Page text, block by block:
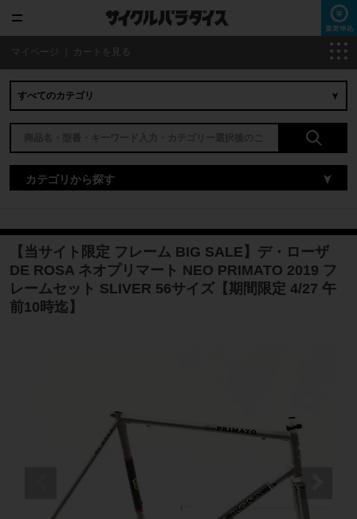
マイページ カートを見る
カテゴリから探す
【当サイト限定 フレーム BIG SALE】デ・ローザ
DE ROSA ネオプリマート NEO PRIMATO 2019 フ
レームセット SLIVER 56サイズ【期間限定 4/27 午
前10時迄】